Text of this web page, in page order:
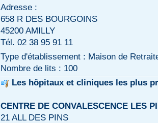
Adresse :
658 R DES BOURGOINS
45200 AMILLY
Tél. 02 38 95 91 11
Type d'établissement : Maison de
Nombre de lits : 100
Les hôpitaux et cliniques les plus
CENTRE DE CONVALESCENCE LES
21 ALL DES PINS